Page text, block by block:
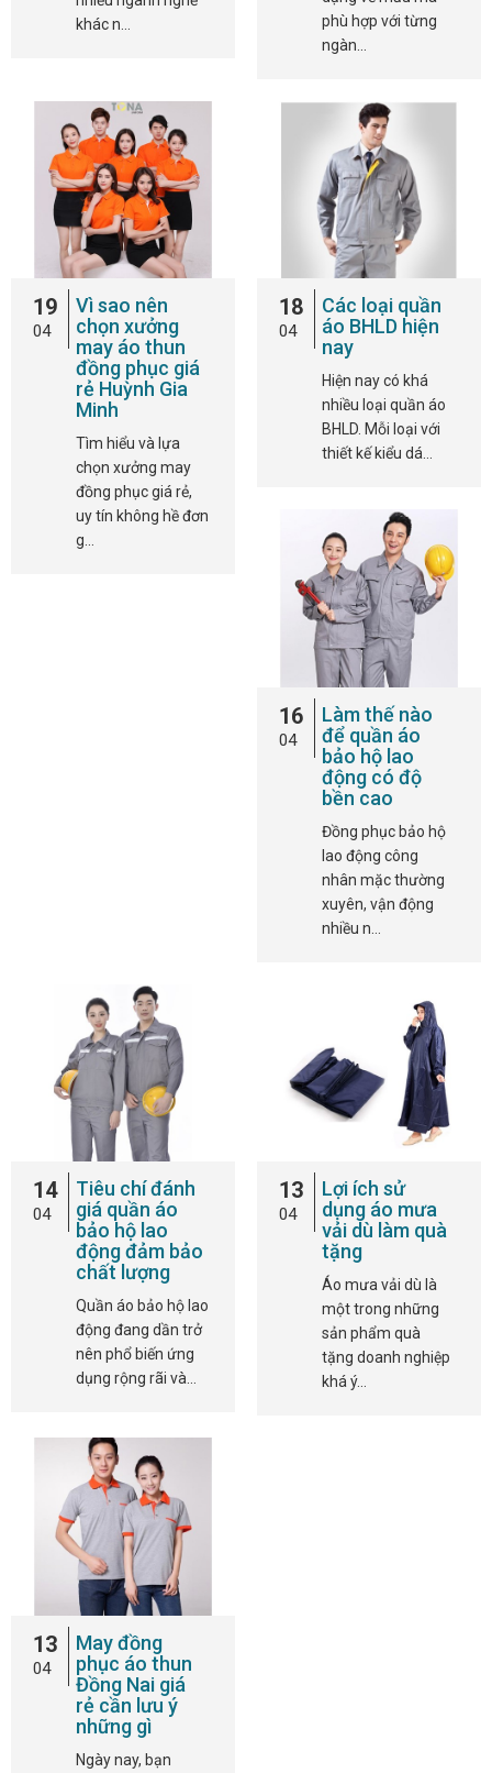
khác n…
phù hợp với từng
ngàn…
19
04
Vì sao nên
chọn xưởng
may áo thun
đồng phục giá
rẻ Huỳnh Gia
Minh
Tìm hiểu và lựa
chọn xưởng may
đồng phục giá rẻ,
uy tín không hề đơn
g…
18
04
Các loại quần
áo BHLD hiện
nay
Hiện nay có khá
nhiều loại quần áo
BHLD. Mỗi loại với
thiết kế kiểu dá…
16
04
Làm thế nào
để quần áo
bảo hộ lao
động có độ
bền cao
Đồng phục bảo hộ
lao động công
nhân mặc thường
xuyên, vận động
nhiều n…
14
04
Tiêu chí đánh
giá quần áo
bảo hộ lao
động đảm bảo
chất lượng
Quần áo bảo hộ lao
động đang dần trở
nên phổ biến ứng
dụng rộng rãi và…
13
04
Lợi ích sử
dụng áo mưa
vải dù làm quà
tặng
Áo mưa vải dù là
một trong những
sản phẩm quà
tặng doanh nghiệp
khá ý…
13
04
May đồng
phục áo thun
Đồng Nai giá
rẻ cần lưu ý
những gì
Ngày nay, bạn